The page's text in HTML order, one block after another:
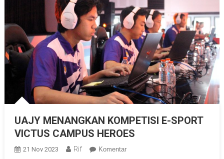
UAJY MENANGKAN KOMPETISI E-SPORT
VICTUS CAMPUS HEROES
21 Nov 2023 Rif Komentar